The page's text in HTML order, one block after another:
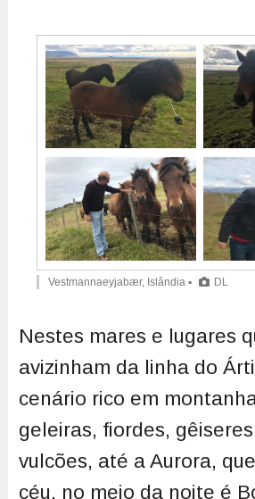
Vestmannaeyjabær, Islândia ▪ DL
Nestes mares e lugares
avizinham da linha do
cenário rico em
geleiras, fiordes,
vulcões, até a Aurora,
céu, no meio da noite é